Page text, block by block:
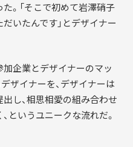
。「そこで初めて岩澤硝子
いたんです」とデザイナー
企業とデザイナーのマッ
ザイナーを、デザイナーは
し、相思相愛の組み合わせ
というユニークな流れだ。